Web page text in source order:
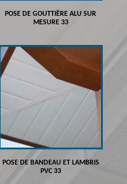
POSE DE GOUTTIÈRE ALU SUR
MESURE 33
POSE DE BANDEAU ET LAMBRIS
PVC 33